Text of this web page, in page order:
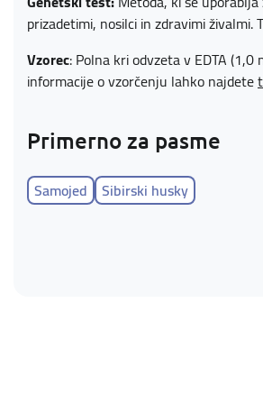
prizadetimi, nosilci in zdravimi
Vzorec: Polna kri odvzeta v EDTA
informacije o vzorčenju lahko najdete
Primerno za pasme
Samojed Sibirski husky